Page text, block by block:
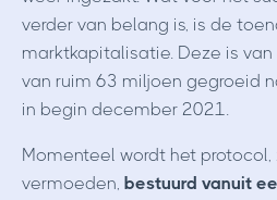
verder van belang is, is de
marktkapitalisatie. Deze is
van ruim 63 miljoen gegroeid
in begin december 2021.
Momenteel wordt het
vermoeden, bestuurd vanuit